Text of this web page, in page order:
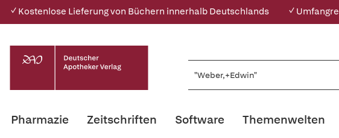
✓ Kostenlose Lieferung von Büchern innerhalb Deutschlands ✓
Pharmazie Zeitschriften Software Themenwelten